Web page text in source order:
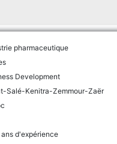
pharmaceutique
Development
Salé-Kenitra-Zemmour-Zaër
ans d'expérience